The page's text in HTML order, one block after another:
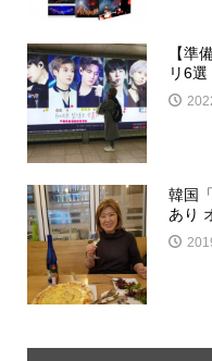
【準
リ6選
韓国
あり